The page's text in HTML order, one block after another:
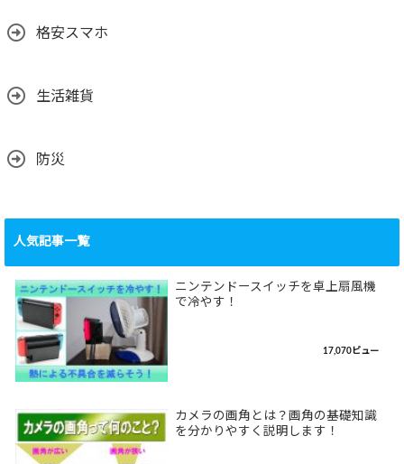
格安スマホ
生活雑貨
防災
人気記事一覧
ニンテンドースイッチを卓上扇風機
で冷やす！
17,070ビュー
カメラの画角とは？画角の基礎知識
を分かりやすく説明します！